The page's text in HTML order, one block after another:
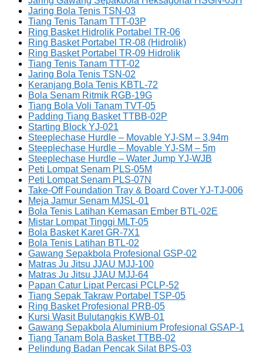
Jaring Bola Tenis TSN-03
Tiang Tenis Tanam TTT-03P
Ring Basket Hidrolik Portabel TR-06
Ring Basket Portabel TR-08 (Hidrolik)
Ring Basket Portabel TR-09 Hidrolik
Tiang Tenis Tanam TTT-02
Jaring Bola Tenis TSN-02
Keranjang Bola Tenis KBTL-72
Bola Senam Ritmik RGB-19G
Tiang Bola Voli Tanam TVT-05
Padding Tiang Basket TTBB-02P
Starting Block YJ-021
Steeplechase Hurdle – Movable YJ-SM – 3,94m
Steeplechase Hurdle – Movable YJ-SM – 5m
Steeplechase Hurdle – Water Jump YJ-WJB
Peti Lompat Senam PLS-05M
Peti Lompat Senam PLS-07N
Take-Off Foundation Tray & Board Cover YJ-TJ-006
Meja Jamur Senam MJSL-01
Bola Tenis Latihan Kemasan Ember BTL-02E
Mistar Lompat Tinggi MLT-05
Bola Basket Karet GR-7X1
Bola Tenis Latihan BTL-02
Gawang Sepakbola Profesional GSP-02
Matras Ju Jitsu JJAU MJJ-100
Matras Ju Jitsu JJAU MJJ-64
Papan Catur Lipat Percasi PCLP-52
Tiang Sepak Takraw Portabel TSP-05
Ring Basket Profesional PRB-05
Kursi Wasit Bulutangkis KWB-01
Gawang Sepakbola Aluminium Profesional GSAP-1
Tiang Tanam Bola Basket TTBB-02
Pelindung Badan Pencak Silat BPS-03